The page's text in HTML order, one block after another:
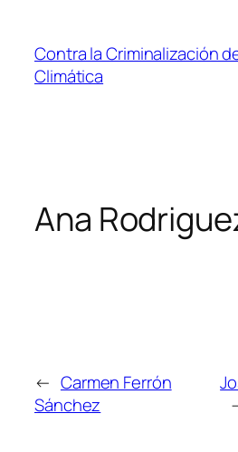
contenido
Contra la Criminalización
Climática
Ana
← Carmen Ferrón
Sánchez